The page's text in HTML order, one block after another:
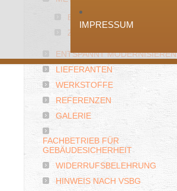
IMPRESSUM
BETT HAMMELBURG
ZIRBENHOLZBETT
ENTSPANNT MODERNISIEREN
LIEFERANTEN
WERKSTOFFE
REFERENZEN
GALERIE
FACHBETRIEB FÜR
GEBÄUDESICHERHEIT
WIDERRUFSBELEHRUNG
HINWEIS NACH VSBG